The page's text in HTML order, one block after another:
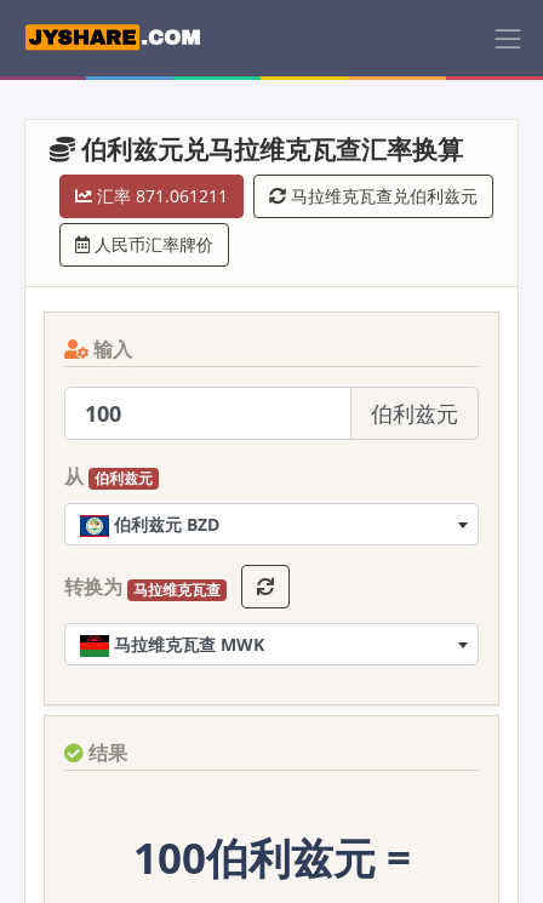
伯利兹元兑马拉维克瓦查汇率换算
汇率 871.061211 马拉维克瓦查兑伯利兹元
人民币汇率牌价
输入
伯利兹元
从 伯利兹元
伯利兹元 BZD
转换为 马拉维克瓦查
马拉维克瓦查 MWK
结果
100伯利兹元 =